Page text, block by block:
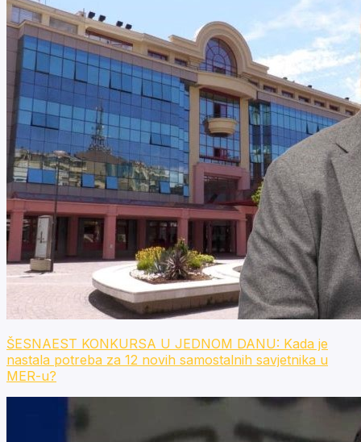
ŠESNAEST KONKURSA U JEDNOM DANU: Kada je
nastala potreba za 12 novih samostalnih savjetnika u
MER-u?